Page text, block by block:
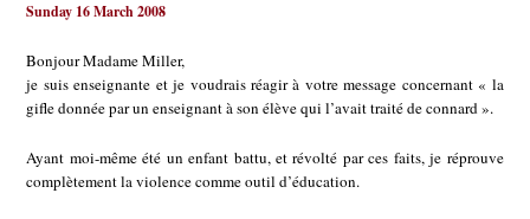
Sunday 16 March 2008
Bonjour Madame Miller,
je suis enseignante et je voudrais réagir à votre message concernant « la
gifle donnée par un enseignant à son élève qui l’avait traité de connard ».
Ayant moi-même été un enfant battu, et révolté par ces faits, je réprouve
complètement la violence comme outil d’éducation.